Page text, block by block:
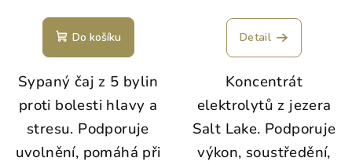
Do košíku
Sypaný čaj z 5 bylin
proti bolesti hlavy a
stresu. Podporuje
uvolnění, pomáhá při
Detail
Koncentrát
elektrolytů z jezera
Salt Lake. Podporuje
výkon, soustředění,